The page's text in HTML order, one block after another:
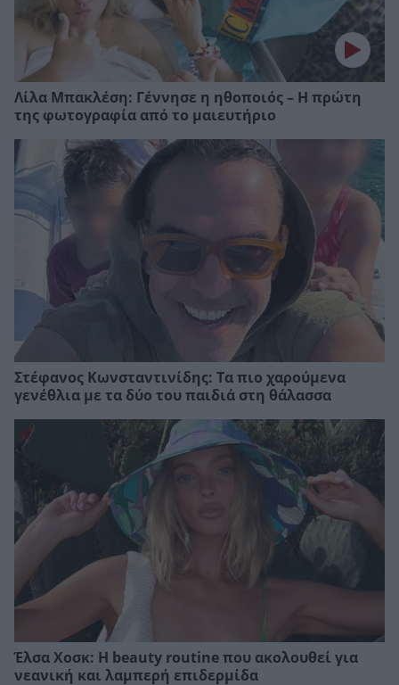
Λίλα Μπακλέση: Γέννησε η ηθοποιός – Η πρώτη
της φωτογραφία από το μαιευτήριο
Στέφανος Κωνσταντινίδης: Τα πιο χαρούμενα
γενέθλια με τα δύο του παιδιά στη θάλασσα
Έλσα Χοσκ: Η beauty routine που ακολουθεί για
νεανική και λαμπερή επιδερμίδα